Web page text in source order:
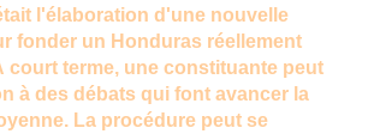
l'élaboration d'une nouvelle
fonder un Honduras réellement
court terme, une constituante peut
à des débats qui font avancer la
La procédure peut se